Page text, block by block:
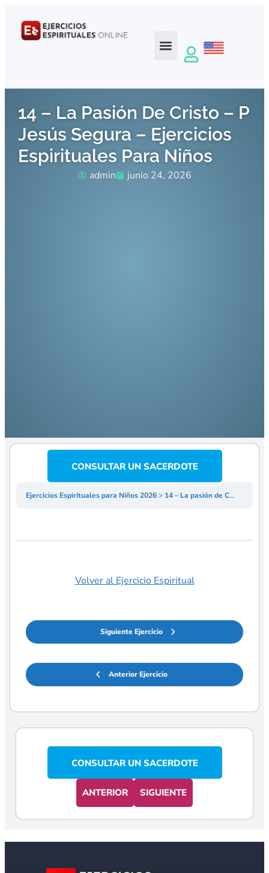
14 – La Pasión De Cristo – P
Jesús Segura – Ejercicios
Espirituales Para Niños
admin junio 24, 2026
CONSULTAR UN SACERDOTE
Ejercicios Espirituales para Niños 2026 14 – La pasión de Cristo – P Jesús Segura – Ejercicios Espirituales para niños
Anterior Ejercicio
Volver al Ejercicio Espiritual
Siguiente Ejercicio
CONSULTAR UN SACERDOTE
ANTERIOR SIGUIENTE